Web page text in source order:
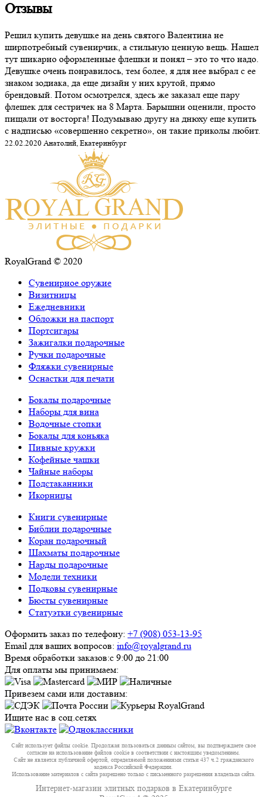
Отзывы
Решил купить девушке на день святого Валентина не
ширпотребный сувенирчик, а стильную ценную вещь. Нашел
тут шикарно оформленные флешки и понял – это то что надо.
Девушке очень понравилось, тем более, я для нее выбрал с ее
знаком зодиака, да еще дизайн у них крутой, прямо
брендовый. Потом осмотрелся, здесь же заказал еще пару
флешек для сестричек на 8 Марта. Барышни оценили, просто
пищали от восторга! Подумываю другу на днюху еще купить
с надписью «совершенно секретно», он такие приколы любит.
22.02.2020 Анатолий, Екатеринбург
RoyalGrand © 2020
Сувенирное оружие
Визитницы
Ежедневники
Обложки на паспорт
Портсигары
Зажигалки подарочные
Ручки подарочные
Фляжки сувенирные
Оснастки для печати
Бокалы подарочные
Наборы для вина
Водочные стопки
Бокалы для коньяка
Пивные кружки
Кофейные чашки
Чайные наборы
Подстаканники
Икорницы
Книги сувенирные
Библии подарочные
Коран подарочный
Шахматы подарочные
Нарды подарочные
Модели техники
Подковы сувенирные
Бюсты сувенирные
Статуэтки сувенирные
Оформить заказ по телефону: +7 (908) 053-13-95
Email для ваших вопросов: info@royalgrand.ru
Время обработки заказов:с 9:00 до 21:00
Для оплаты мы принимаем:
Привезем сами или доставим:
Ищите нас в соц.сетях
Сайт использует файлы cookie. Продолжая пользоваться данным сайтом, вы подтверждаете свое
согласие на использование файлов cookie в соответствии с настоящим уведомлением.
Сайт не является публичной офертой, определяемой положениями статьи 437 ч.2 гражданского
кодекса Российской Федерации.
Использование материалов с сайта разрешено только с письменного разрешения владельца сайта.
Интернет-магазин элитных подарков в Екатеринбурге